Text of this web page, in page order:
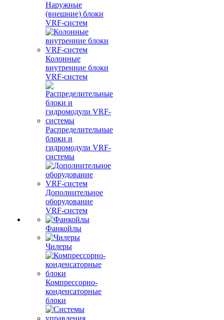
Наружные
(внешние) блоки
VRF-систем
Колонные
внутренние блоки
VRF-систем
Распределительные
блоки и
гидромодули VRF-
системы
Дополнительное
оборудование
VRF-систем
Фанкойлы
Чилеры
Компрессорно-
конденсаторные
блоки